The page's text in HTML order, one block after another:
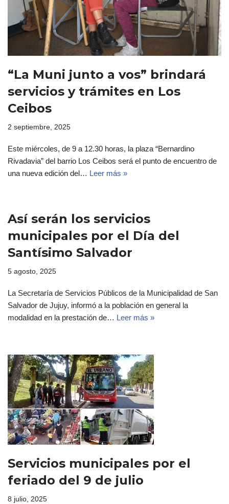
“La Muni junto a vos” brindará
servicios y trámites en Los
Ceibos
2 septiembre, 2025
Este miércoles, de 9 a 12.30 horas, la plaza “Bernardino
Rivadavia” del barrio Los Ceibos será el punto de encuentro de
una nueva edición del… Leer más »
Así serán los servicios
municipales por el Día del
Santísimo Salvador
5 agosto, 2025
La Secretaría de Servicios Públicos de la Municipalidad de San
Salvador de Jujuy, informó a la población en general la
modalidad en la prestación de… Leer más »
Servicios municipales por el
feriado del 9 de julio
8 julio, 2025